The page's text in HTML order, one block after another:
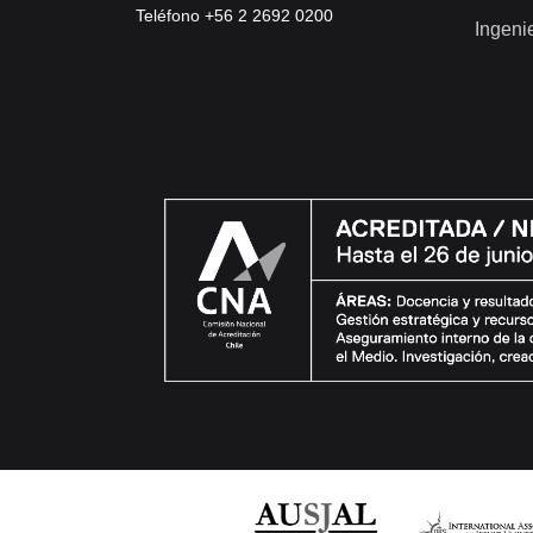
Teléfono +56 2 2692 0200